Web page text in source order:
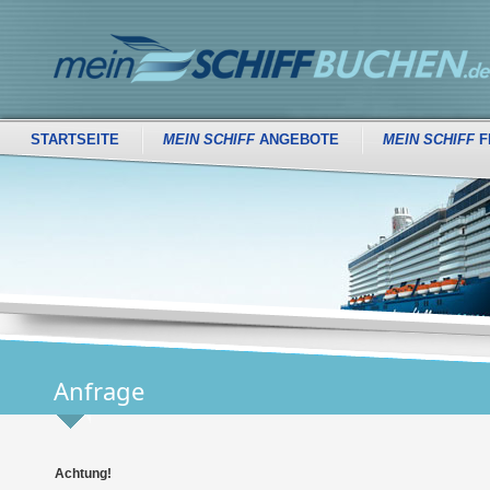
STARTSEITE MEIN SCHIFFANGEBOTE MEIN SCHIFF
Anfrage
Achtung!